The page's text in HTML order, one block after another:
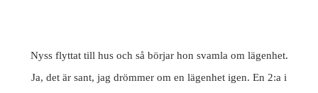
Nyss flyttat till hus och så börjar hon svamla om lägenhet.
Ja, det är sant, jag drömmer om en lägenhet igen. En 2:a i